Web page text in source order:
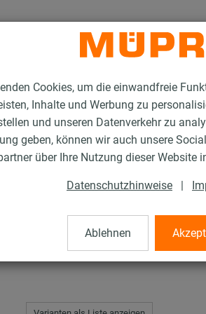
Cookies, um die einwandfreie
Inhalte und Werbung zu
und unseren Datenverkehr zu
geben, können wir auch unsere
über Ihre Nutzung dieser Website
Datenschutzhinweise |
Ablehnen
mit Schalldämmung OPTIMAL Junior®